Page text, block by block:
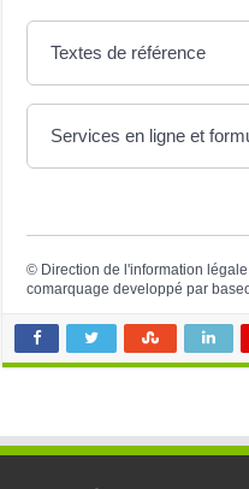
Textes de référence
Services en ligne et
© Direction de l'information
comarquage developpé par